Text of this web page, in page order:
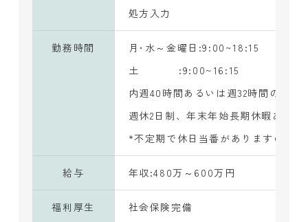
処方入力
勤務時間
月･水～金曜日:9:00~18:15
土 :9:00~16:15
内週40時間あるいは週32時間のフレ
週休2日制、年末年始長期休暇あり
*不定期で休日当番がありますので
給与 年収:480万～600万円
福利厚生
社会保険完備